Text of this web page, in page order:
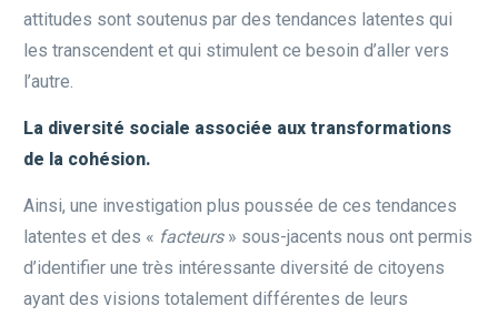
attitudes sont soutenus par des tendances latentes qui
les transcendent et qui stimulent ce besoin d’aller vers
l’autre.
La diversité sociale associée aux transformations
de la cohésion.
Ainsi, une investigation plus poussée de ces tendances
latentes et des « facteurs» sous-jacents nous ont permis
d’identifier une très intéressante diversité de citoyens
ayant des visions totalement différentes de leurs